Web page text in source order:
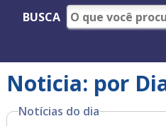
BUSCA
Noticia: por
Notícias do dia